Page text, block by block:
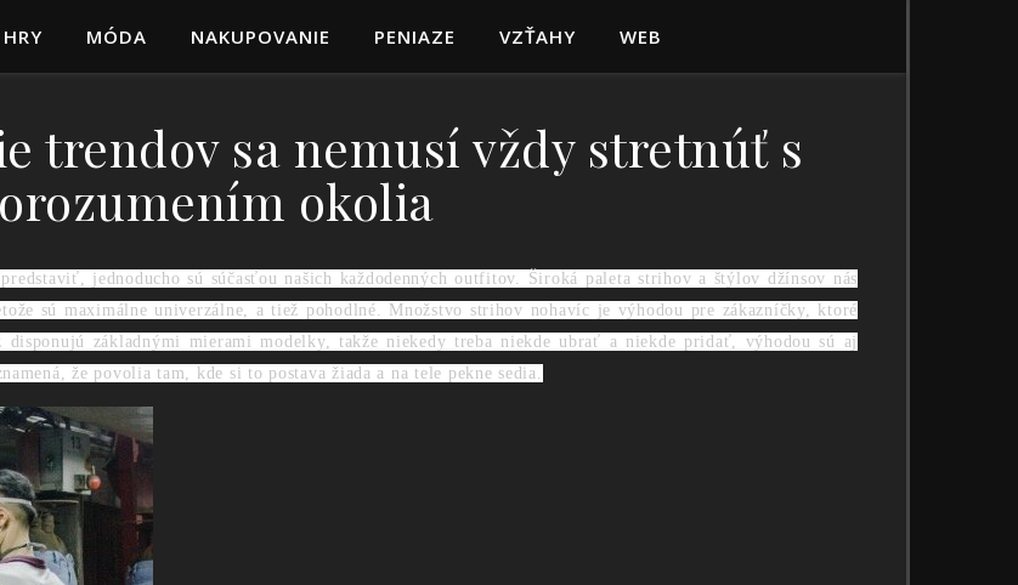
HRY MÓDA NAKUPOVANIE PENIAZE VZŤAHY WEB
trendov sa nemusí vždy stretnúť s
okolia
jednoducho sú súčasťou našich každodenných outfitov. Široká paleta strihov a štýlov džínsov nás
sú maximálne univerzálne, a tiež pohodlné. Množstvo strihov nohavíc je výhodou pre zákazníčky, ktoré
základnými mierami modelky, takže niekedy treba niekde ubrať a niekde pridať, výhodou sú aj
že povolia tam, kde si to postava žiada a na tele pekne sedia.